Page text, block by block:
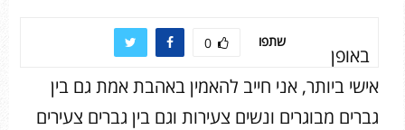
שתפו 0
באופן
אישי ביותר, אני חייב להאמין באהבת אמת גם בין
גברים מבוגרים ונשים צעירות וגם בין גברים צעירים